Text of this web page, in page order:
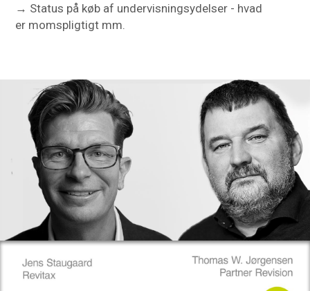
→ Status på køb af undervisningsydelser - hvad
er momspligtigt mm.